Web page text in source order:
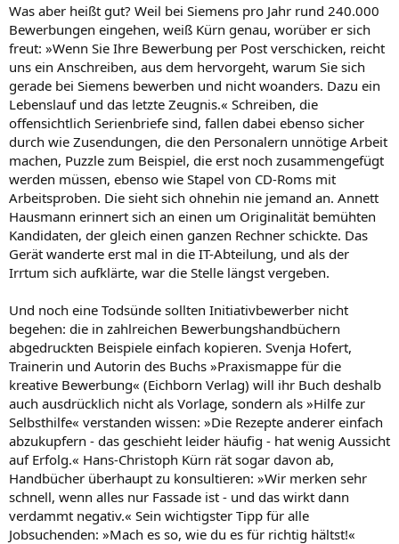
Was aber heißt gut? Weil bei Siemens pro Jahr rund 240.000
Bewerbungen eingehen, weiß Kürn genau, worüber er sich
freut: »Wenn Sie Ihre Bewerbung per Post verschicken, reicht
uns ein Anschreiben, aus dem hervorgeht, warum Sie sich
gerade bei Siemens bewerben und nicht woanders. Dazu ein
Lebenslauf und das letzte Zeugnis.« Schreiben, die
offensichtlich Serienbriefe sind, fallen dabei ebenso sicher
durch wie Zusendungen, die den Personalern unnötige Arbeit
machen, Puzzle zum Beispiel, die erst noch zusammengefügt
werden müssen, ebenso wie Stapel von CD-Roms mit
Arbeitsproben. Die sieht sich ohnehin nie jemand an. Annett
Hausmann erinnert sich an einen um Originalität bemühten
Kandidaten, der gleich einen ganzen Rechner schickte. Das
Gerät wanderte erst mal in die IT-Abteilung, und als der
Irrtum sich aufklärte, war die Stelle längst vergeben.
Und noch eine Todsünde sollten Initiativbewerber nicht
begehen: die in zahlreichen Bewerbungshandbüchern
abgedruckten Beispiele einfach kopieren. Svenja Hofert,
Trainerin und Autorin des Buchs »Praxismappe für die
kreative Bewerbung« (Eichborn Verlag) will ihr Buch deshalb
auch ausdrücklich nicht als Vorlage, sondern als »Hilfe zur
Selbsthilfe« verstanden wissen: »Die Rezepte anderer einfach
abzukupfern - das geschieht leider häufig - hat wenig Aussicht
auf Erfolg.« Hans-Christoph Kürn rät sogar davon ab,
Handbücher überhaupt zu konsultieren: »Wir merken sehr
schnell, wenn alles nur Fassade ist - und das wirkt dann
verdammt negativ.« Sein wichtigster Tipp für alle
Jobsuchenden: »Mach es so, wie du es für richtig hältst!«